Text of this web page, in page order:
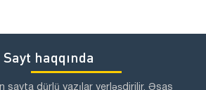
Sayt haqqında
sayta dürlü yazılar yerləşdirilir. Əsas